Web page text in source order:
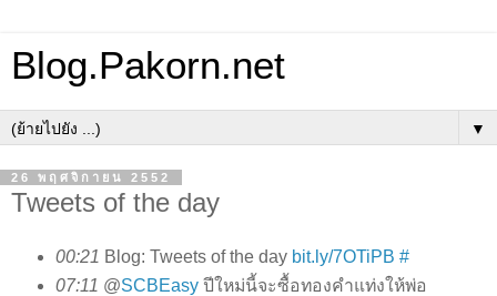
Blog.Pakorn.net
▼
26 พฤศจิกายน 2552
Tweets of the day
00:21 Blog: Tweets of the day bit.ly/7OTiPB #
07:11 @SCBEasyปีใหม่นี้จะซื้อทองคำแท่งให้พ่อ